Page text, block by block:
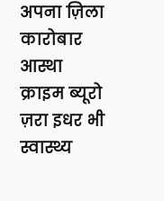
अपना ज़िला
कारोबार
आस्था
क्राइम ब्यूरो
ज़रा इधर भी
स्वास्थ्य